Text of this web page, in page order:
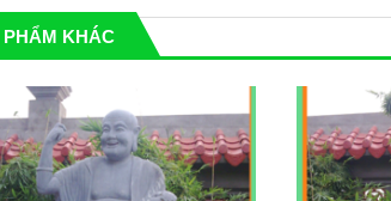
PHẨM KHÁC